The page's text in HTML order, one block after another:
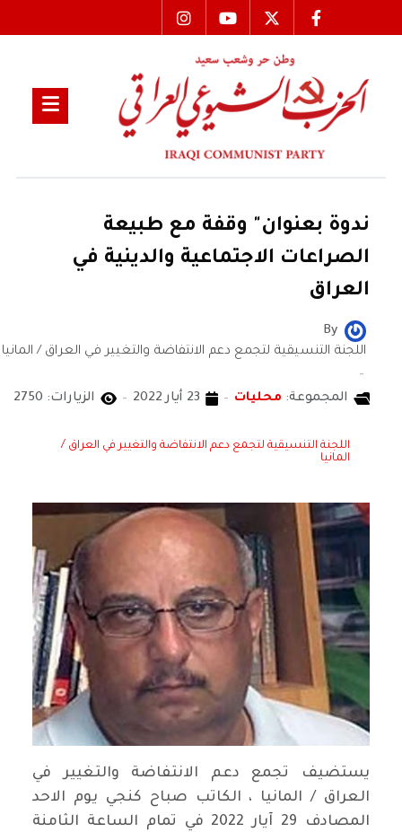
ندوة بعنوان" وقفة مع طبيعة
الصراعات الاجتماعية والدينية في
العراق
By
اللجنة التنسيقية لتجمع دعم الانتفاضة والتغيير في العراق / المانيا
المجموعة: محليات 23 أيار 2022 الزيارات: 2750
اللجنة التنسيقية لتجمع دعم الانتفاضة والتغيير في العراق /
المانيا
يستضيف تجمع دعم الانتفاضة والتغيير في
العراق / المانيا ، الكاتب صباح كنجي يوم الاحد
المصادف 29 آيار 2022 في تمام الساعة الثامنة